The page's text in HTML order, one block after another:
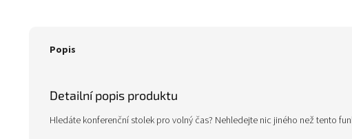
Popis
Detailní popis produktu
Hledáte konferenční stolek pro volný čas? Nehledejte nic jiného než tento